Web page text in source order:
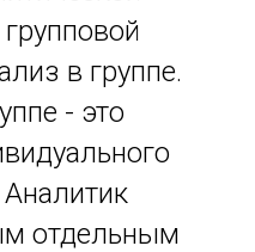
в группе.
- это
Аналитик
отдельным